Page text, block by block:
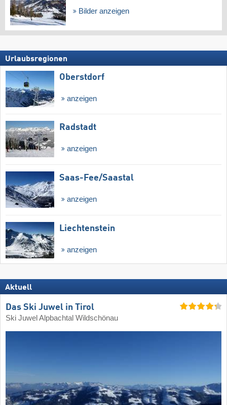
Bilder anzeigen
Urlaubsregionen
Oberstdorf
anzeigen
Radstadt
anzeigen
Saas-Fee/​Saastal
anzeigen
Liechtenstein
anzeigen
Aktuell
Das Ski Juwel in Tirol
Ski Juwel Alpbachtal Wildschönau